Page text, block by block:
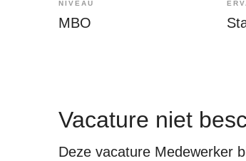
NIVEAU
MBO
Vacature niet
Deze vacature Medewerker